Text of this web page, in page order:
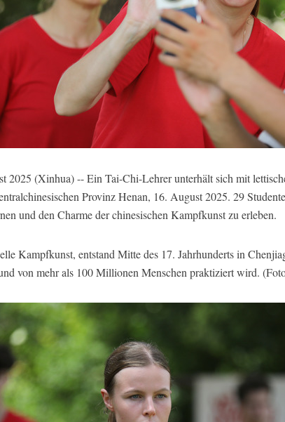
2025 (Xinhua) -- Ein Tai-Chi-Lehrer unterhält sich mit
Provinz Henan, 16. August 2025. 29
und den Charme der chinesischen Kampfkunst zu erleben.
Kampfkunst, entstand Mitte des 17. Jahrhunderts in
von mehr als 100 Millionen Menschen praktiziert wird.